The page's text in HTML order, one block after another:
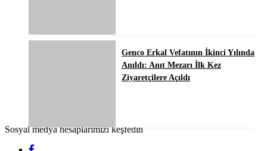
Genco Erkal Vefatının İkinci Yılında
Anıldı: Anıt Mezarı İlk Kez
Ziyaretçilere Açıldı
Sosyal medya hesaplarımızı keşfedin